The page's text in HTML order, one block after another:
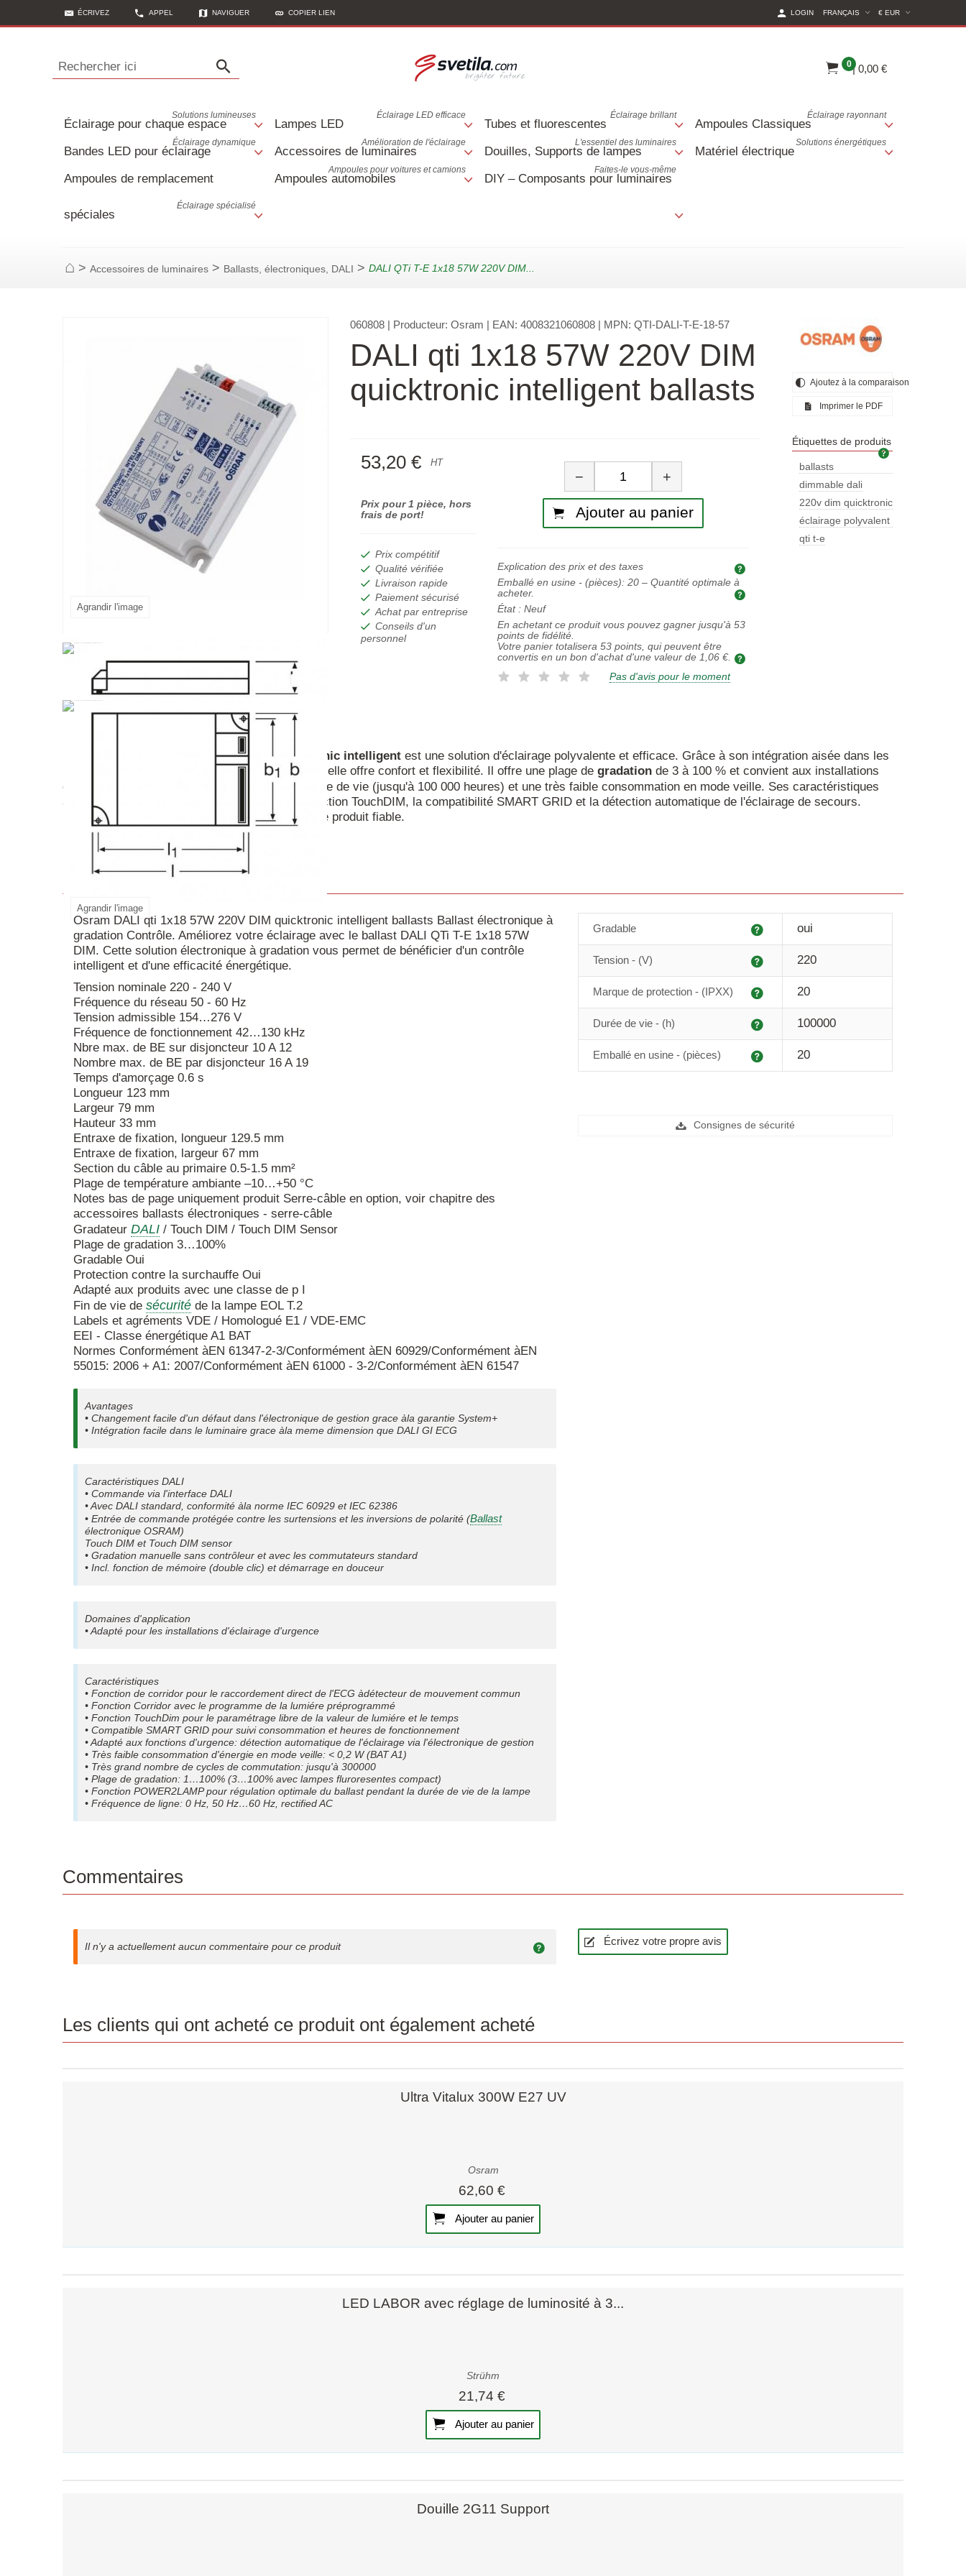
ÉCRIVEZ APPEL NAVIGUER COPIER LIEN € EUR (CURRENT
FRANÇAIS
LOGIN
Rechercher ici 0| 0,00 €
Éclairage pour chaque espace
Solutions lumineuses
Lampes LED
Éclairage LED efficace
Tubes et fluorescentes
Éclairage brillant
Ampoules Classiques
Éclairage rayonnant
Bandes LED pour éclairage
Éclairage dynamique
Accessoires de luminaires
Amélioration de l'éclairage
Douilles, Supports de lampes
L'essentiel des luminaires
Matériel électrique
Solutions énergétiques
Ampoules de remplacement
spéciales
Éclairage spécialisé
Ampoules automobiles
Ampoules pour voitures et camions
DIY – Composants pour luminaires
Faites-le vous-même
Page d'accueil
> Accessoires de luminaires > Ballasts, électroniques, DALI > DALI QTi T-E 1x18 57W 220V DIM...
Agrandir l'image
Agrandir l'image
060808| Producteur: Osram | EAN: 4008321060808| MPN: QTI-DALI-T-E-18-57
DALI qti 1x18 57W 220V DIM
quicktronic intelligent ballasts
53,20 € HT
Prix pour 1 pièce, hors
frais de port!
Prix compétitif
Qualité vérifiée
Livraison rapide
Paiement sécurisé
Achat par entreprise
Conseils d'un
personnel
Quantité
− +
Ajouter au panier
Explication des prix et des taxes
Emballé en usine - (pièces): 20– Quantité optimale à
acheter.
État : Neuf
En achetant ce produit vous pouvez gagner jusqu'à 53
points de fidélité.
Votre panier totalisera 53points, qui peuvent être
convertis en un bon d'achat d'une valeur de 1,06 €.
Pas d'avis pour le moment
Ajoutez à la comparaison
Imprimer le PDF
Étiquettes de produits
Étiquettes de
ballasts
électroniques
dimmable dali
220v dim quicktronic
intelligent
éclairage polyvalent
et efficace
qti t-e
220V DIM Quicktronic intelligent est une solution d'éclairage polyvalente et efficace. Grâce à son intégration aisée dans les
via l'interface DALI, elle offre confort et flexibilité. Il offre une plage de gradation de 3 à 100 % et convient aux installations
d'éclairage de
. L'ECG a une longue durée de vie (jusqu'à 100 000 heures) et une très faible consommation en mode veille. Ses caractéristiques
avancées comprennent la fonction couloir, la fonction TouchDIM, la compatibilité SMART GRID et la détection automatique de l'éclairage de secours.
Bénéficiez de performances optimales grâce à ce produit fiable.
En savoir plus
Osram DALI qti 1x18 57W 220V DIM quicktronic intelligent ballasts Ballast électronique à
gradation Contrôle. Améliorez votre éclairage avec le ballast DALI QTi T-E 1x18 57W
DIM. Cette solution électronique à gradation vous permet de bénéficier d'un contrôle
intelligent et d'une efficacité énergétique.
Tension nominale 220 - 240 V
Fréquence du réseau 50 - 60 Hz
Tension admissible 154…276 V
Fréquence de fonctionnement 42…130 kHz
Nbre max. de BE sur disjoncteur 10 A 12
Nombre max. de BE par disjoncteur 16 A 19
Temps d'amorçage 0.6 s
Longueur 123 mm
Largeur 79 mm
Hauteur 33 mm
Entraxe de fixation, longueur 129.5 mm
Entraxe de fixation, largeur 67 mm
Section du câble au primaire 0.5-1.5 mm²
Plage de température ambiante –10…+50 °C
Notes bas de page uniquement produit Serre-câble en option, voir chapitre des
accessoires ballasts électroniques - serre-câble
Gradateur DALI / Touch DIM / Touch DIM Sensor
Plage de gradation 3…100%
Gradable Oui
Protection contre la surchauffe Oui
Adapté aux produits avec une classe de p I
Fin de vie de sécurité de la lampe EOL T.2
Labels et agréments VDE / Homologué E1 / VDE-EMC
EEI - Classe énergétique A1 BAT
Normes Conformément àEN 61347-2-3/Conformément àEN 60929/Conformément àEN
55015: 2006 + A1: 2007/Conformément àEN 61000 - 3-2/Conformément àEN 61547
Avantages
• Changement facile d'un défaut dans l'électronique de gestion grace àla garantie System+
• Intégration facile dans le luminaire grace àla meme dimension que DALI GI ECG
Caractéristiques DALI
• Commande via l'interface DALI
• Avec DALI standard, conformité àla norme IEC 60929 et IEC 62386
• Entrée de commande protégée contre les surtensions et les inversions de polarité (Ballast
électronique OSRAM)
Touch DIM et Touch DIM sensor
• Gradation manuelle sans contrôleur et avec les commutateurs standard
• Incl. fonction de mémoire (double clic) et démarrage en douceur
Domaines d'application
• Adapté pour les installations d'éclairage d'urgence
Caractéristiques
• Fonction de corridor pour le raccordement direct de l'ECG àdétecteur de mouvement commun
• Fonction Corridor avec le programme de la lumiére préprogrammé
• Fonction TouchDim pour le paramétrage libre de la valeur de lumiére et le temps
• Compatible SMART GRID pour suivi consommation et heures de fonctionnement
• Adapté aux fonctions d'urgence: détection automatique de l'éclairage via l'électronique de gestion
• Très faible consommation d'énergie en mode veille: < 0,2 W (BAT A1)
• Très grand nombre de cycles de commutation: jusqu'à 300000
• Plage de gradation: 1…100% (3…100% avec lampes fluroresentes compact)
• Fonction POWER2LAMP pour régulation optimale du ballast pendant la durée de vie de la lampe
• Fréquence de ligne: 0 Hz, 50 Hz…60 Hz, rectified AC
Explication
Gradable oui
Explication
Tension - (V) 220
Explication
Marque de protection - (IPXX) 20
Explication
Durée de vie - (h) 100000
Explication
Emballé en usine - (pièces) 20
Consignes de sécurité
Commentaires
Il n'y a actuellement aucun commentaire pour ce produit Écrivez votre propre avis
Les clients qui ont acheté ce produit ont également acheté
Ultra Vitalux 300W E27 UV
Osram
62,60 €
Ajouter au panier
LED LABOR avec réglage de luminosité à 3...
Strühm
21,74 €
Ajouter au panier
Douille 2G11 Support